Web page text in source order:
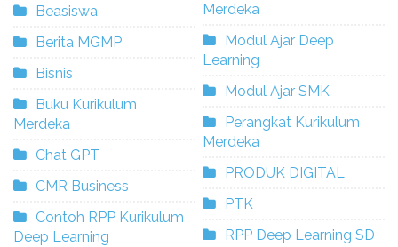
Beasiswa
Berita MGMP
Bisnis
Buku Kurikulum
Merdeka
Chat GPT
CMR Business
Contoh RPP Kurikulum
Deep Learning
Merdeka
Modul Ajar Deep
Learning
Modul Ajar SMK
Perangkat Kurikulum
Merdeka
PRODUK DIGITAL
PTK
RPP Deep Learning SD